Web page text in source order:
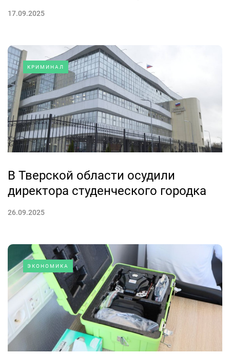
17.09.2025
КРИМИНАЛ
В Тверской области осудили
директора студенческого городка
26.09.2025
ЭКОНОМИКА